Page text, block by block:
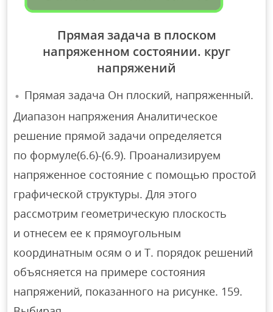
Прямая задача в плоском
напряженном состоянии. круг
напряжений
Прямая задача Он плоский, напряженный.
Диапазон напряжения Аналитическое
решение прямой задачи определяется
по формуле(6.6)-(6.9). Проанализируем
напряженное состояние с помощью простой
графической структуры. Для этого
рассмотрим геометрическую плоскость
и отнесем ее к прямоугольным
координатным осям o и T. порядок решений
объясняется на примере состояния
напряжений, показанного на рисунке. 159.